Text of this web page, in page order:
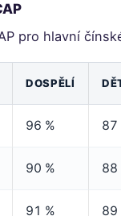
pro hlavní
DOSPĚLÍ
96 % 87
90 % 88
91 % 89